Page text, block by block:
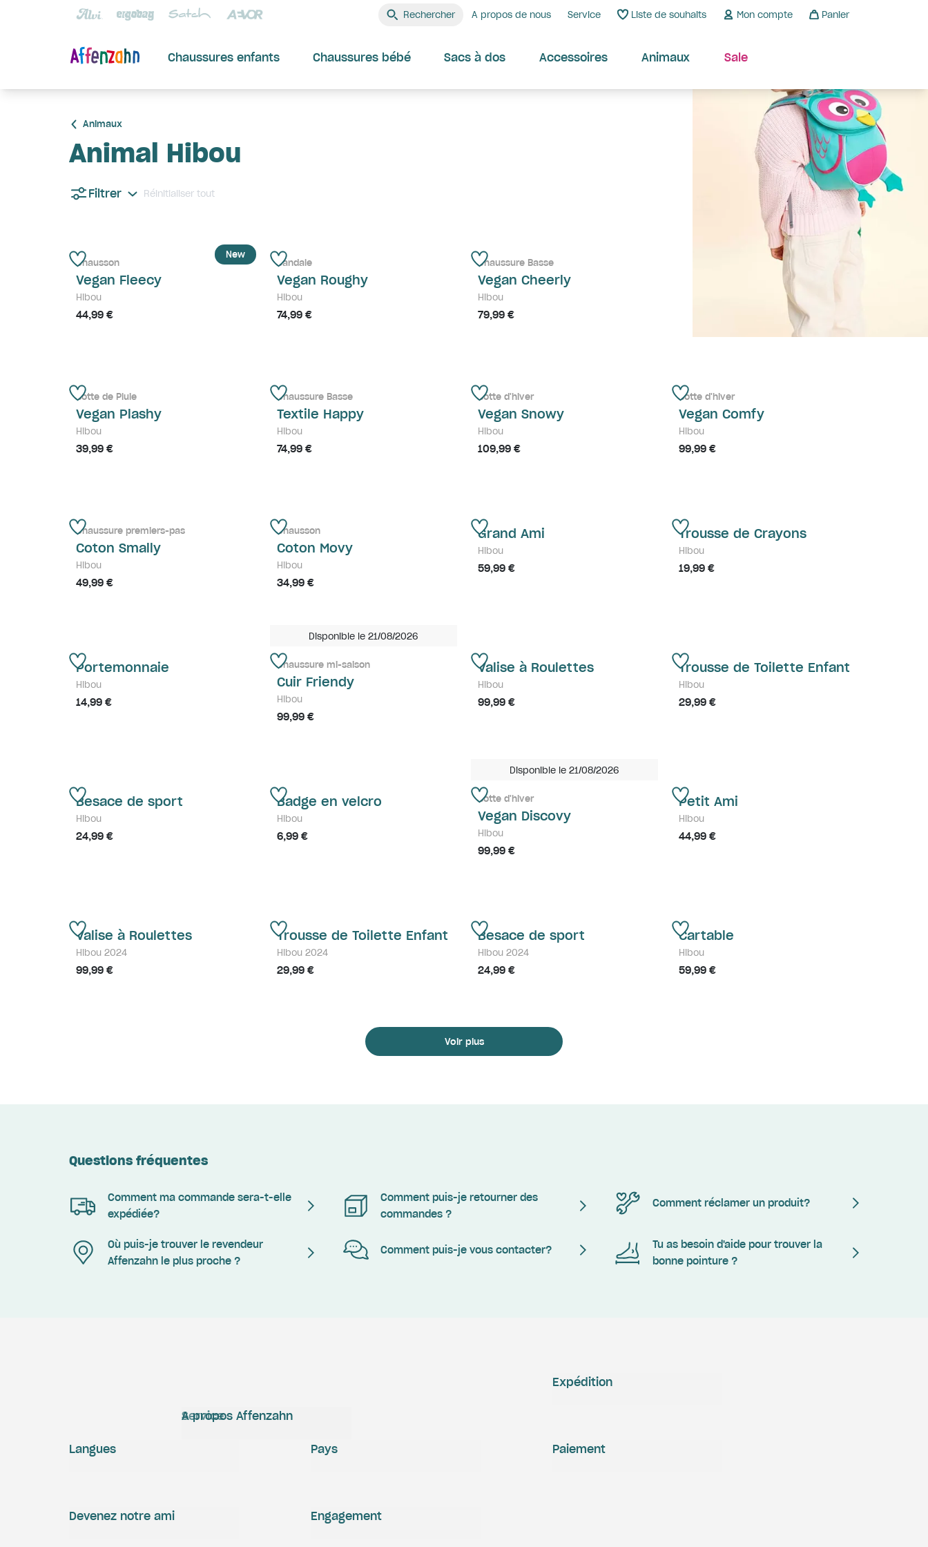
Rechercher A propos de nous Service Liste de souhaits Mon compte Panier
Chaussures enfants Chaussures bébé Sacs à dos Accessoires Animaux Sale
Animaux
Animal Hibou
Filtrer Réinitialiser tout
New
Chausson
Vegan Fleecy
Hibou
44,99 €
Sandale
Vegan Roughy
Hibou
74,99 €
Chaussure Basse
Vegan Cheerly
Hibou
79,99 €
Botte de Pluie
Vegan Plashy
Hibou
39,99 €
Chaussure Basse
Textile Happy
Hibou
74,99 €
Botte d'hiver
Vegan Snowy
Hibou
109,99 €
Botte d'hiver
Vegan Comfy
Hibou
99,99 €
Chaussure premiers-pas
Coton Smally
Hibou
49,99 €
Chausson
Coton Movy
Hibou
34,99 €
Grand Ami
Hibou
59,99 €
Trousse de Crayons
Hibou
19,99 €
Portemonnaie
Hibou
14,99 €
Disponible le 21/08/2026
Chaussure mi-saison
Cuir Friendy
Hibou
99,99 €
Valise à Roulettes
Hibou
99,99 €
Trousse de Toilette Enfant
Hibou
29,99 €
Besace de sport
Hibou
24,99 €
Badge en velcro
Hibou
6,99 €
Disponible le 21/08/2026
Botte d'hiver
Vegan Discovy
Hibou
99,99 €
Petit Ami
Hibou
44,99 €
Valise à Roulettes
Hibou 2024
99,99 €
Trousse de Toilette Enfant
Hibou 2024
29,99 €
Besace de sport
Hibou 2024
24,99 €
Cartable
Hibou
59,99 €
Voir plus
Questions fréquentes
Comment ma commande sera-t-elle
expédiée?
Comment puis-je retourner des
commandes ?
Comment réclamer un produit?
Où puis-je trouver le revendeur
Affenzahn le plus proche ?
Comment puis-je vous contacter?
Tu as besoin d'aide pour trouver la
bonne pointure ?
Service
A propos Affenzahn
Expédition
Paiement
Engagement
Devenez notre ami
Langues Pays